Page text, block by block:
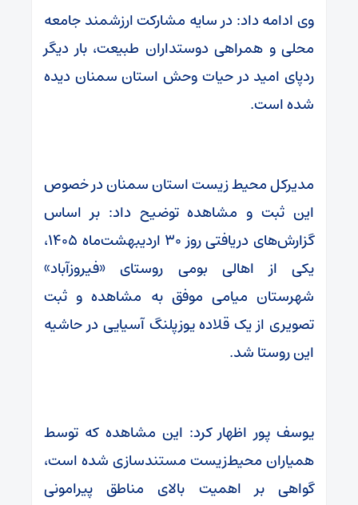
وی ادامه داد: در سایه مشارکت ارزشمند جامعه
محلی و همراهی دوستداران طبیعت، بار دیگر
ردپای امید در حیات وحش استان سمنان دیده
شده است.
مدیرکل محیط زیست استان سمنان در خصوص
این ثبت و مشاهده توضیح داد: بر اساس
گزارش‌های دریافتی روز ۳۰ اردیبهشت‌ماه ۱۴۰۵،
یکی از اهالی بومی روستای «فیروزآباد»
شهرستان میامی موفق به مشاهده و ثبت
تصویری از یک قلاده یوزپلنگ آسیایی در حاشیه
این روستا شد.
یوسف پور اظهار کرد: این مشاهده که توسط
همیاران محیط‌زیست مستندسازی شده است،
گواهی بر اهمیت بالای مناطق پیرامونی